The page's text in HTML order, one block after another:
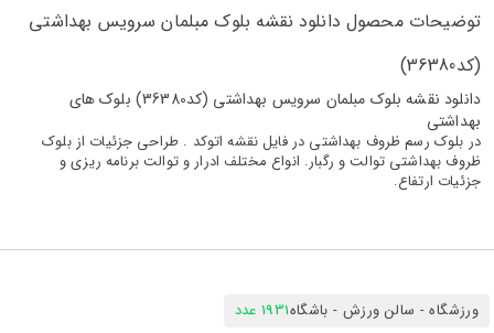
توضیحات محصول دانلود نقشه بلوک مبلمان سرویس بهداشتی
(کد36380)
دانلود نقشه بلوک مبلمان سرویس بهداشتی (کد36380) بلوک های
بهداشتی
در بلوک رسم ظروف بهداشتی در فایل نقشه اتوکد . طراحی جزئیات از بلوک
ظروف بهداشتی توالت و رگبار. انواع مختلف ادرار و توالت برنامه ریزی و
جزئیات ارتفاع.
ورزشگاه - سالن ورزش - باشگاه1931 عدد